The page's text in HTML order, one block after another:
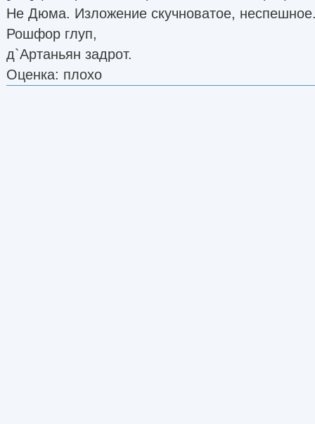
Не Дюма. Изложение скучноватое,
Рошфор глуп,
д`Артаньян задрот.
Оценка: плохо